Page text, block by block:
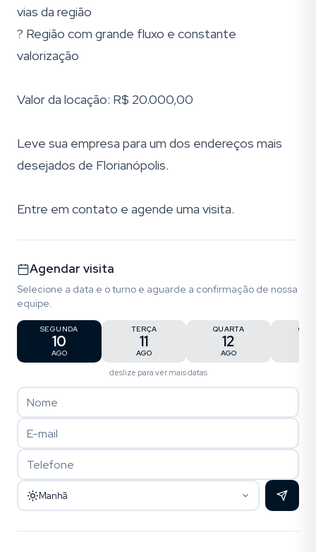
vias da região
? Região com grande fluxo e constante
valorização
Valor da locação: R$ 20.000,00
Leve sua empresa para um dos endereços mais
desejados de Florianópolis.
Entre em contato e agende uma visita.
Agendar visita
Selecione a data e o turno e aguarde a confirmação de nossa
equipe.
SEGUNDA
10
AGO
TERÇA
11
AGO
QUARTA
12
AGO
deslize para ver mais datas
Manhã